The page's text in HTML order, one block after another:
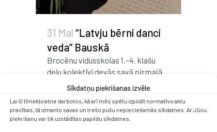
Sīkdatņu piekrišanas izvēle
Lai šī tīmekļvietne darbotos, kā arī mēs spētu izpildīt normatīvo aktu
prasības, tā izmanto savas un trešo pušu nepieciešamās sīkdatnes. Ar Jūsu
piekrišanu var tik uzstādītas papildu sīkdatnes.
31 Mai“Latvju bērni danci
veda” Bauskā
Brocēnu vidusskolas 1.–4. klašu
deju kolektīvi devās savā pirmajā
tālajā ceļā uz Bausku, lai piedalītos
svētku gājienā un lielkoncertā
“Sauli pinu! Rotājos!”. Mazajiem
dejotājiem šī bija īpaša un